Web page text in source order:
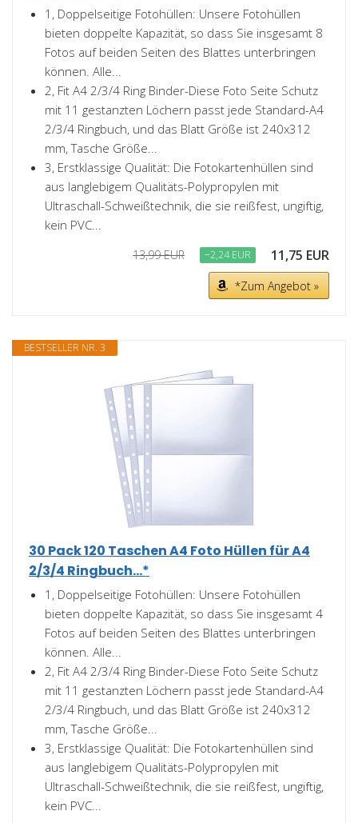
1, Doppelseitige Fotohüllen: Unsere Fotohüllen
bieten doppelte Kapazität, so dass Sie insgesamt 8
Fotos auf beiden Seiten des Blattes unterbringen
können. Alle...
2, Fit A4 2/3/4 Ring Binder-Diese Foto Seite Schutz
mit 11 gestanzten Löchern passt jede Standard-A4
2/3/4 Ringbuch, und das Blatt Größe ist 240x312
mm, Tasche Größe...
3, Erstklassige Qualität: Die Fotokartenhüllen sind
aus langlebigem Qualitäts-Polypropylen mit
Ultraschall-Schweißtechnik, die sie reißfest, ungiftig,
kein PVC...
13,99 EUR −2,24 EUR 11,75 EUR
*Zum Angebot »
BESTSELLER NR. 3
30 Pack 120 Taschen A4 Foto Hüllen für A4
2/3/4 Ringbuch...*
1, Doppelseitige Fotohüllen: Unsere Fotohüllen
bieten doppelte Kapazität, so dass Sie insgesamt 4
Fotos auf beiden Seiten des Blattes unterbringen
können. Alle...
2, Fit A4 2/3/4 Ring Binder-Diese Foto Seite Schutz
mit 11 gestanzten Löchern passt jede Standard-A4
2/3/4 Ringbuch, und das Blatt Größe ist 240x312
mm, Tasche Größe...
3, Erstklassige Qualität: Die Fotokartenhüllen sind
aus langlebigem Qualitäts-Polypropylen mit
Ultraschall-Schweißtechnik, die sie reißfest, ungiftig,
kein PVC...